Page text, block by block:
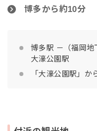
博多から約10分
博多駅 －（福岡
大濠公園駅
「大濠公園駅」か